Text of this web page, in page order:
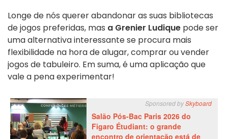
Longe de nós querer abandonar as suas bibliotecas
de jogos preferidas, mas a Grenier Ludique pode ser
uma alternativa interessante se procura mais
flexibilidade na hora de alugar, comprar ou vender
jogos de tabuleiro. Em suma, é uma aplicação que
vale a pena experimentar!